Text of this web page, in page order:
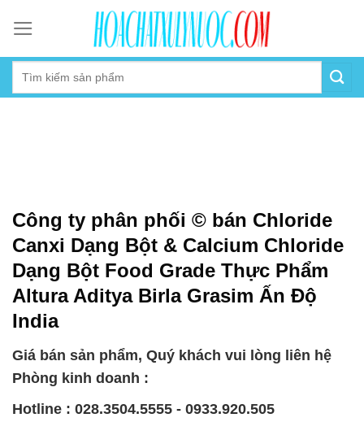
content
Công ty phân phối © bán Chloride
Canxi Dạng Bột & Calcium Chloride
Dạng Bột Food Grade Thực Phẩm
Altura Aditya Birla Grasim Ấn Độ
India
Giá bán sản phẩm, Quý khách vui lòng liên hệ
Phòng kinh doanh :
Hotline : 028.3504.5555 - 0933.920.505